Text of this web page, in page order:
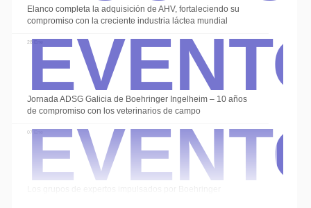
Elanco completa la adquisición de AHV, fortaleciendo su
compromiso con la creciente industria láctea mundial
28 Ene
Jornada ADSG Galicia de Boehringer Ingelheim – 10 años
de compromiso con los veterinarios de campo
07 Ene